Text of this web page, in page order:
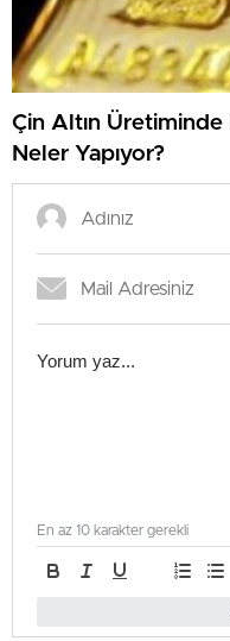
Çin Altın
Neler Yapıyor?
En az 10 karakter gerekli